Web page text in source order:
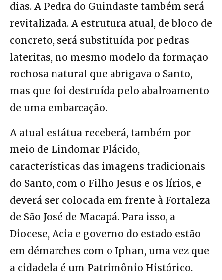
dias. A Pedra do Guindaste também será
revitalizada. A estrutura atual, de bloco de
concreto, será substituída por pedras
lateritas, no mesmo modelo da formação
rochosa natural que abrigava o Santo,
mas que foi destruída pelo abalroamento
de uma embarcação.
A atual estátua receberá, também por
meio de Lindomar Plácido,
características das imagens tradicionais
do Santo, com o Filho Jesus e os lírios, e
deverá ser colocada em frente à Fortaleza
de São José de Macapá. Para isso, a
Diocese, Acia e governo do estado estão
em démarches com o Iphan, uma vez que
a cidadela é um Patrimônio Histórico.